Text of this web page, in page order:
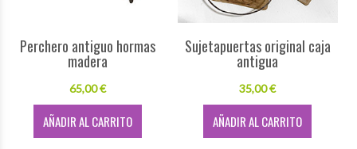
Perchero antiguo hormas
madera
65,00 €
AÑADIR AL CARRITO
Sujetapuertas original caja
antigua
35,00 €
AÑADIR AL CARRITO